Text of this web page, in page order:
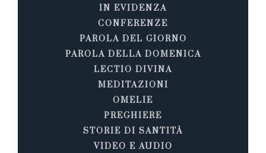
IN EVIDENZA
CONFERENZE
PAROLA DEL GIORNO
PAROLA DELLA DOMENICA
LECTIO DIVINA
MEDITAZIONI
OMELIE
PREGHIERE
STORIE DI SANTITÀ
VIDEO E AUDIO